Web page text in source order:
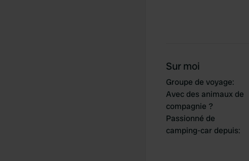
Sur moi
Groupe de voyage:
Avec des animaux de
compagnie ?
Passionné de
camping-car depuis: